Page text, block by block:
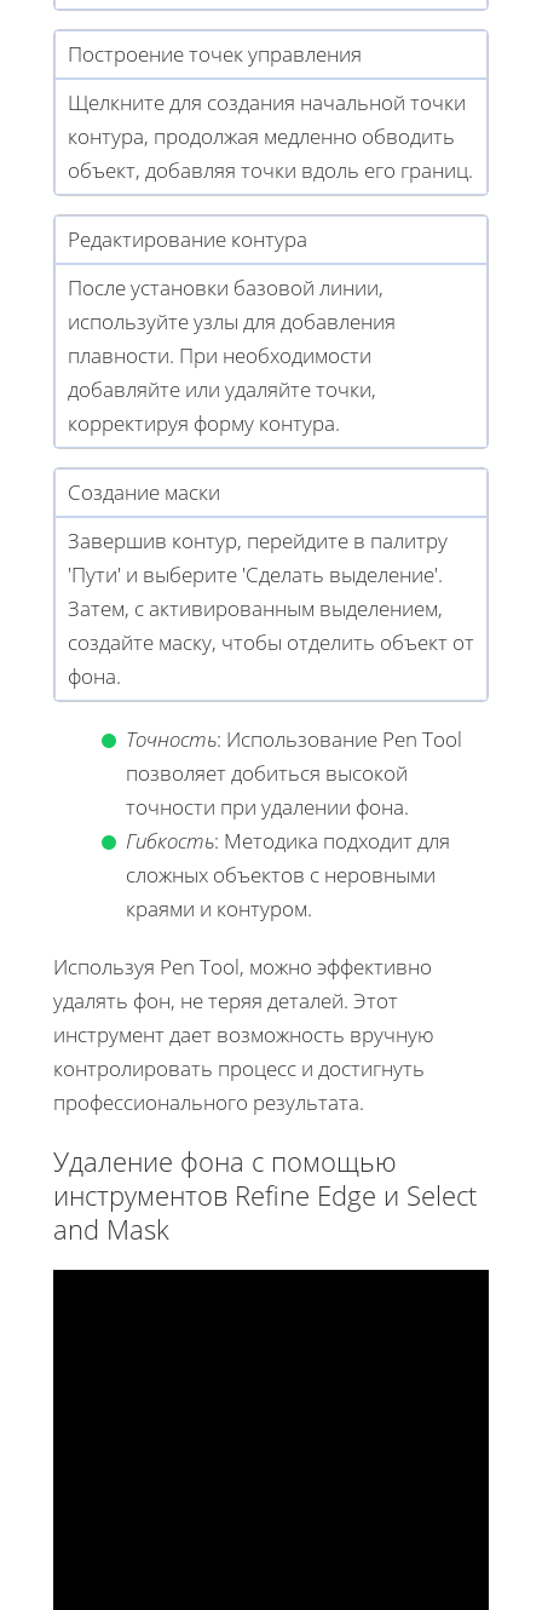
Построение точек управления
Щелкните для создания начальной точки
контура, продолжая медленно обводить
объект, добавляя точки вдоль его границ.
Редактирование контура
После установки базовой линии,
используйте узлы для добавления
плавности. При необходимости
добавляйте или удаляйте точки,
корректируя форму контура.
Создание маски
Завершив контур, перейдите в палитру
'Пути' и выберите 'Сделать выделение'.
Затем, с активированным выделением,
создайте маску, чтобы отделить объект от
фона.
Точность: Использование Pen Tool
позволяет добиться высокой
точности при удалении фона.
Гибкость: Методика подходит для
сложных объектов с неровными
краями и контуром.
Используя Pen Tool, можно эффективно
удалять фон, не теряя деталей. Этот
инструмент дает возможность вручную
контролировать процесс и достигнуть
профессионального результата.
Удаление фона с помощью
инструментов Refine Edge и Select
and Mask